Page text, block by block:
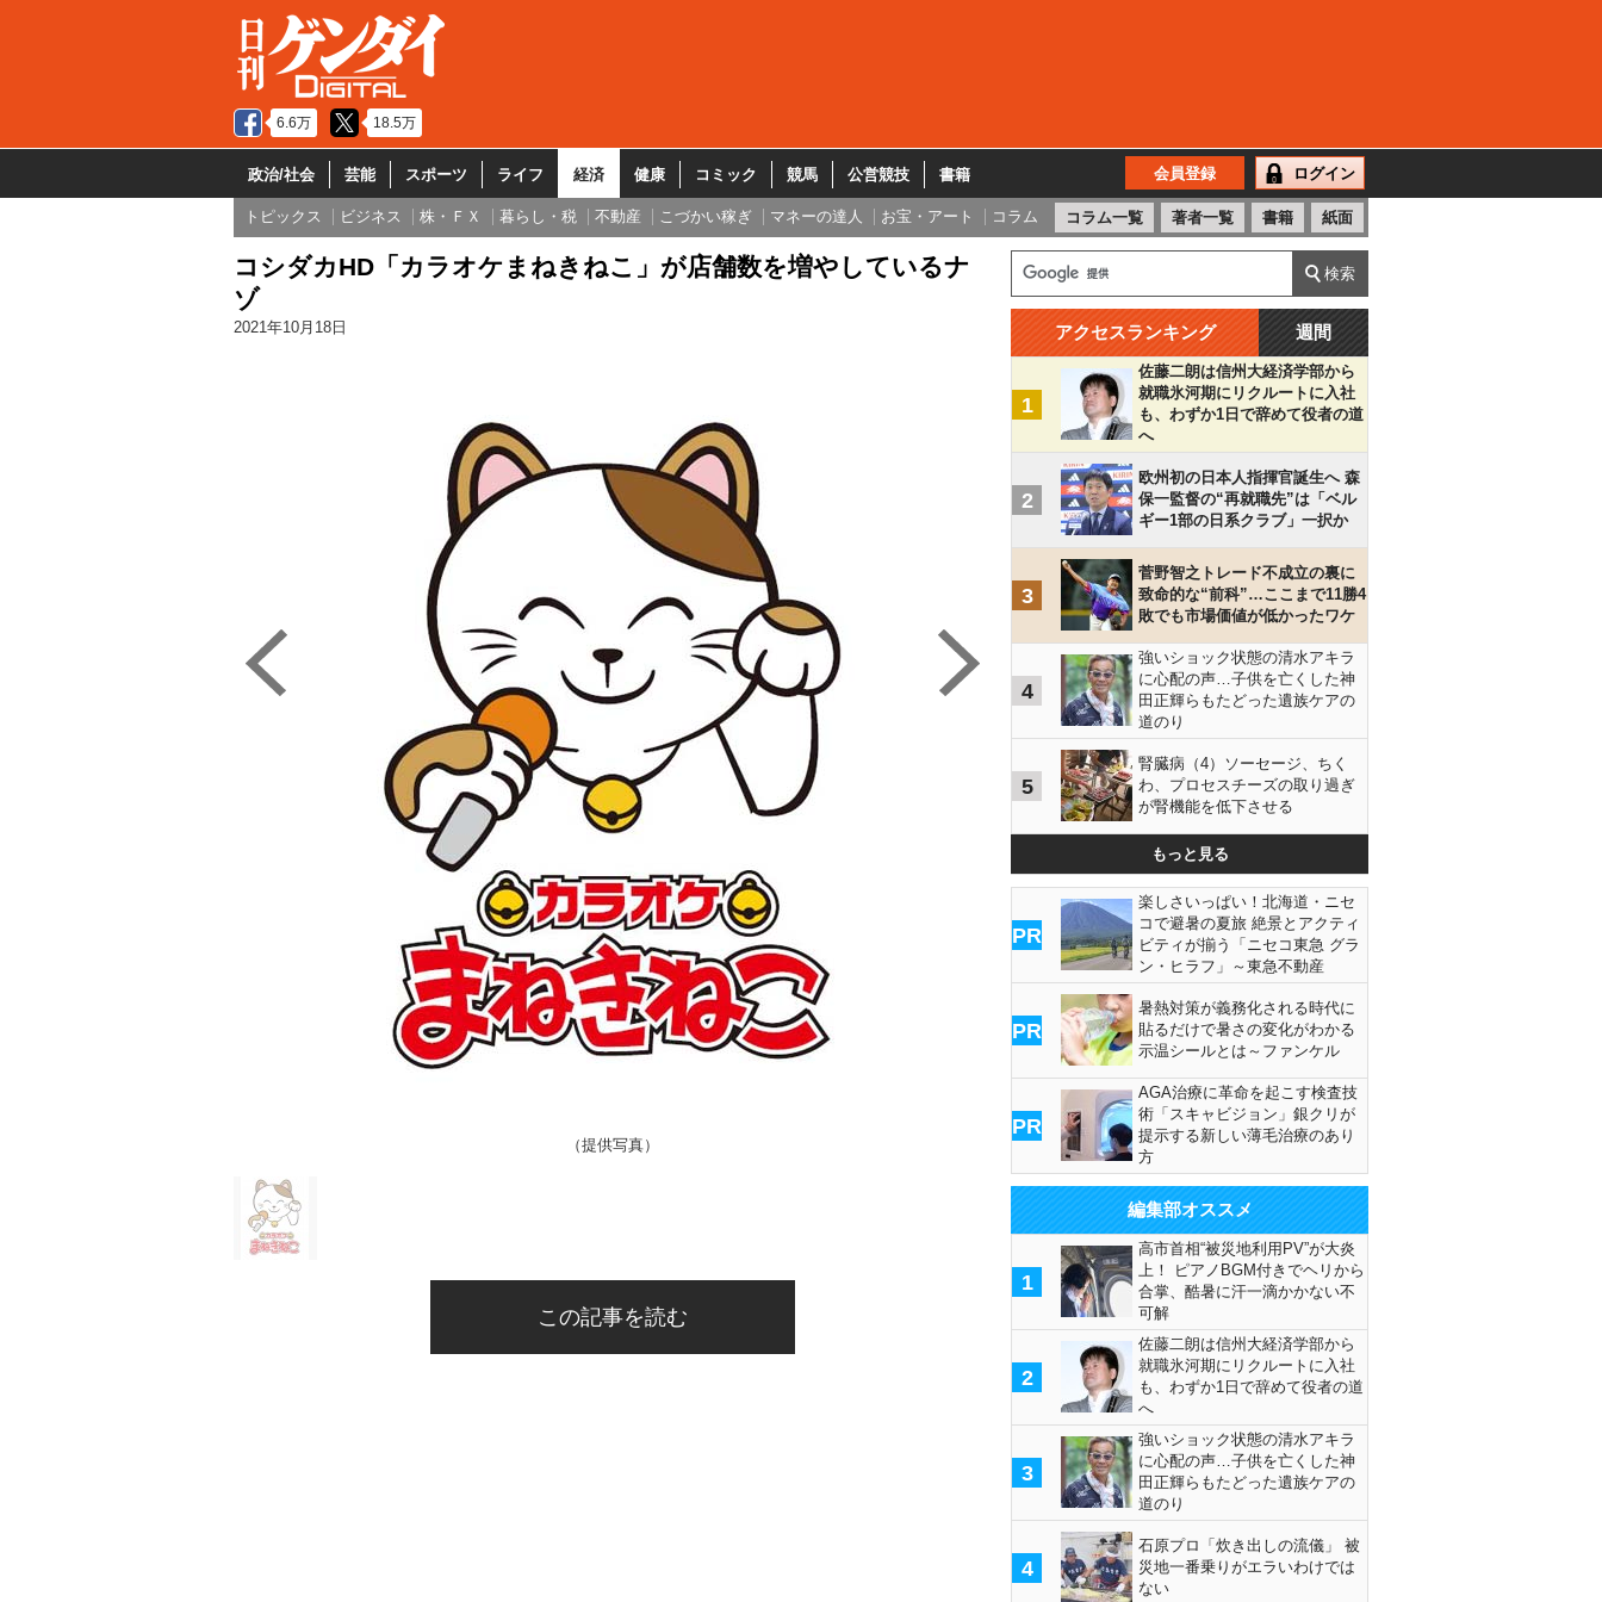
6.6万 18.5万
政治/社会 芸能 スポーツ ライフ 経済 健康 コミック 競馬 公営競技 書籍 会員登録 ログイン
トピックス ビジネス 株・ＦＸ 暮らし・税 不動産 こづかい稼ぎ マネーの達人 お宝・アート コラム コラム一覧 著者一覧 書籍 紙面
コシダカHD「カラオケまねきねこ」が店舗数を増やしているナ
ゾ
2021年10月18日
（提供写真）
この記事を読む
アクセスランキング 週間
1
佐藤二朗は信州大経済学部から
就職氷河期にリクルートに入社
も、わずか1日で辞めて役者の道
へ
2
欧州初の日本人指揮官誕生へ 森
保一監督の“再就職先”は「ベル
ギー1部の日系クラブ」一択か
3
菅野智之トレード不成立の裏に
致命的な“前科”…ここまで11勝4
敗でも市場価値が低かったワケ
4
強いショック状態の清水アキラ
に心配の声…子供を亡くした神
田正輝らもたどった遺族ケアの
道のり
5
腎臓病（4）ソーセージ、ちく
わ、プロセスチーズの取り過ぎ
が腎機能を低下させる
もっと見る
PR
楽しさいっぱい！北海道・ニセ
コで避暑の夏旅 絶景とアクティ
ビティが揃う「ニセコ東急 グラ
ン・ヒラフ」～東急不動産
PR
暑熱対策が義務化される時代に
貼るだけで暑さの変化がわかる
示温シールとは～ファンケル
PR
AGA治療に革命を起こす検査技
術「スキャビジョン」銀クリが
提示する新しい薄毛治療のあり
方
編集部オススメ
1
高市首相“被災地利用PV”が大炎
上！ ピアノBGM付きでヘリから
合掌、酷暑に汗一滴かかない不
可解
2
佐藤二朗は信州大経済学部から
就職氷河期にリクルートに入社
も、わずか1日で辞めて役者の道
へ
3
強いショック状態の清水アキラ
に心配の声…子供を亡くした神
田正輝らもたどった遺族ケアの
道のり
4
石原プロ「炊き出しの流儀」 被
災地一番乗りがエラいわけでは
ない